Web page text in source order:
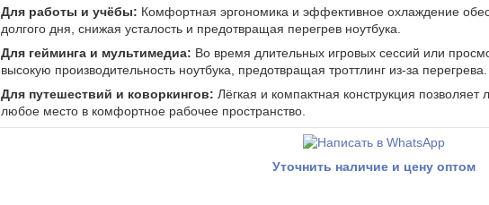
Для работы и учёбы: Комфортная эргономика и эффективное охлаждение
долгого дня, снижая усталость и предотвращая перегрев ноутбука.
Для гейминга и мультимедиа: Во время длительных игровых сессий или
высокую производительность ноутбука, предотвращая троттлинг из-за перегрева.
Для путешествий и коворкингов: Лёгкая и компактная конструкция
любое место в комфортное рабочее пространство.
Уточнить наличие и цену оптом